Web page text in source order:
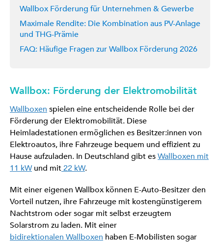
Wallbox Förderung für Unternehmen & Gewerbe
Maximale Rendite: Die Kombination aus PV-Anlage
und THG-Prämie
FAQ: Häufige Fragen zur Wallbox Förderung 2026
Wallbox: Förderung der Elektromobilität
Wallboxen spielen eine entscheidende Rolle bei der
Förderung der Elektromobilität. Diese
Heimladestationen ermöglichen es Besitzer:innen von
Elektroautos, ihre Fahrzeuge bequem und effizient zu
Hause aufzuladen. In Deutschland gibt esWallboxen mit
11 kWund mit22 kW.
Mit einer eigenen Wallbox können E-Auto-Besitzer den
Vorteil nutzen, ihre Fahrzeuge mit kostengünstigerem
Nachtstrom oder sogar mit selbst erzeugtem
Solarstrom zu laden. Mit einer
bidirektionalen Wallboxen haben E-Mobilisten sogar